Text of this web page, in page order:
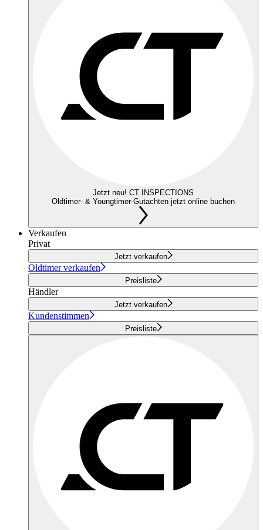
Jetzt neu! CT INSPECTIONS
Oldtimer- & Youngtimer-Gutachten jetzt online buchen
Verkaufen
Privat
Jetzt verkaufen
Oldtimer verkaufen
Preisliste
Händler
Jetzt verkaufen
Kundenstimmen
Preisliste